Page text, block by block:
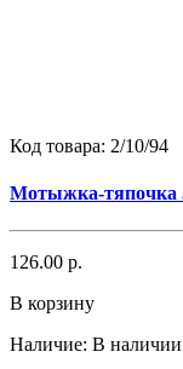
Код товара: 2/10/94
Мотыжка-тяпочка
126.00 р.
В корзину
Наличие: В наличии